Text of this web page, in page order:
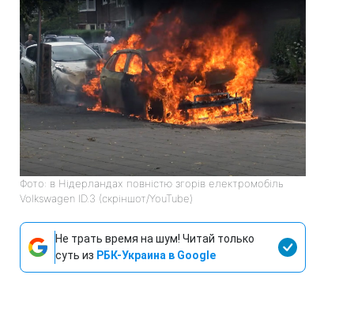
Фото: в Нідерландах повністю згорів електромобіль
Volkswagen ID.3 (скріншот/YouTube)
Не трать время на шум! Читай только
суть из РБК-Украина в Google